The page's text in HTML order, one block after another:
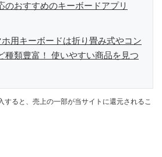
のおすすめのキーボードアプリ
用キーボードは折り畳み式やコン
種類豊富！ 使いやすい商品を見つ
すると、売上の一部が当サイトに還元されるこ